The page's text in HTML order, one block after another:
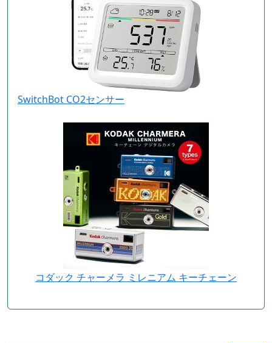
SwitchBot CO2センサー
コダック チャーメラ ミレニアム キーチェーン